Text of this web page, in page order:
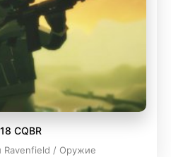
CQBR
/ Оружие